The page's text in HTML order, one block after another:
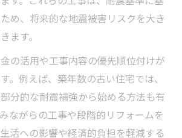
め、将来的な地震被害リスクを大き
ます。
の活用や工事内容の優先順位付けが
。例えば、築年数の古い住宅では、
分的な耐震補強から始める方法も有
ながらの工事や段階的リフォームを
活への影響や経済的負担を軽減する